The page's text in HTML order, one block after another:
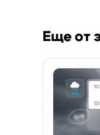
Еще от